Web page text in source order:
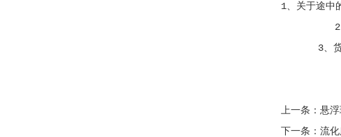
1、关于途中
3、
上一条： 悬
下一条： 流